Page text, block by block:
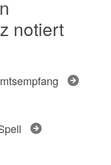
notiert